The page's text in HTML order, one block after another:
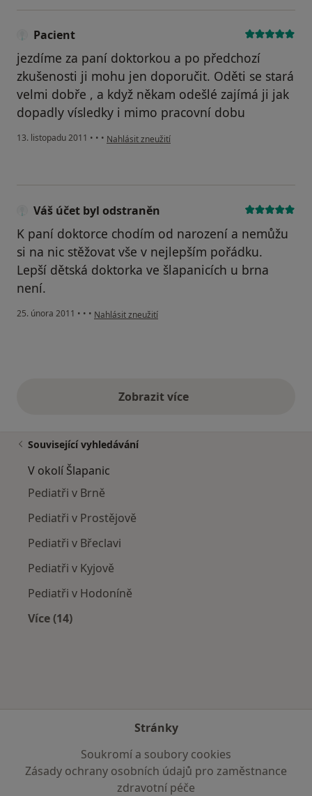
Pacient
jezdíme za paní doktorkou a po předchozí
zkušenosti ji mohu jen doporučit. Oděti se stará
velmi dobře , a když někam odešlé zajímá ji jak
dopadly vísledky i mimo pracovní dobu
13. listopadu 2011 • • • podle názoru uživatele Pacient
Nahlásit zneužití
Váš účet byl odstraněn
K paní doktorce chodím od narození a nemůžu
si na nic stěžovat vše v nejlepším pořádku.
Lepší dětská doktorka ve šlapanicích u brna
není.
25. února 2011 • • • podle názoru uživatele Váš účet byl odstraněn
Nahlásit zneužití
Zobrazit vícevýše uvedené názory
Související vyhledávání
V okolí Šlapanic
Pediatři v Brně
Pediatři v Prostějově
Pediatři v Břeclavi
Pediatři v Kyjově
Pediatři v Hodoníně
Více (14)
Stránky
Soukromí a soubory cookies
Zásady ochrany osobních údajů pro zaměstnance
zdravotní péče